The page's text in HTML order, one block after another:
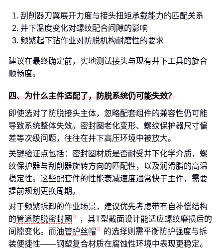
刮削器刀翼展开力度与接头扭矩承载能力的匹配关系
井下温度变化对螺纹配合间隙的影响
频繁起下钻作业对防脱机构耐磨性的要求
建议在最终确定前，实地测试接头与现有井下工具的旋合
顺畅度。
四、为什么主件适配了，防脱系统仍可能失效？
即使选对了防脱接头主体，忽略配套组件的兼容性仍可能
导致系统整体失效。密封圈老化变形、螺纹保护器尺寸偏
差等次级问题，往往在井下高压环境中被放大。
关键验证点包括：密封圈材质是否耐受井下化学介质，螺
纹保护器与刮削器旋转方向的匹配性，以及润滑脂的高温
稳定性。这些配套件的性能衰减速度通常快于主件，需要
提前规划更换周期。
对于频繁拆卸的作业场景，建议优先考虑带有自补偿结构
的管道防脱密封圈
，其T型截面设计能适应螺纹磨损后的
间隙变化。而油管护丝帽
的选择则需平衡防护强度与拆
装便捷性——钢塑复合材质在腐蚀性环境中表现更稳定。